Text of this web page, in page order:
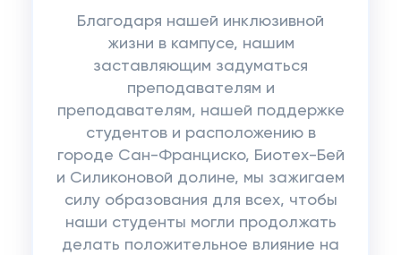
Благодаря нашей инклюзивной
жизни в кампусе, нашим
заставляющим задуматься
преподавателям и
преподавателям, нашей поддержке
студентов и расположению в
городе Сан-Франциско, Биотех-Бей
и Силиконовой долине, мы зажигаем
силу образования для всех, чтобы
наши студенты могли продолжать
делать положительное влияние на